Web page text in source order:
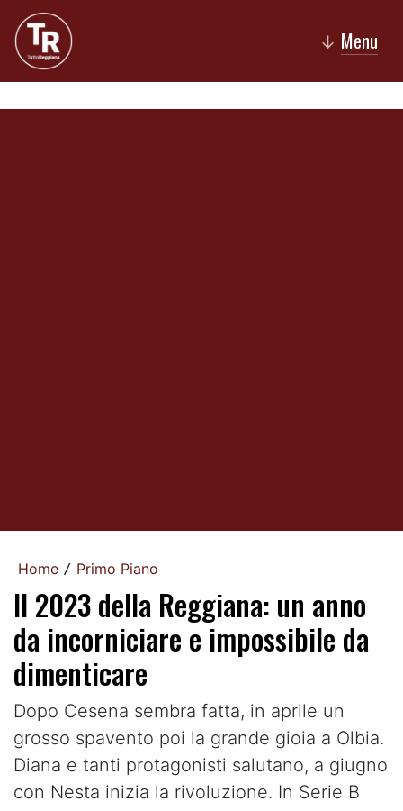
↓ Menu
Home / Primo Piano
Il 2023 della Reggiana: un anno
da incorniciare e impossibile da
dimenticare
Dopo Cesena sembra fatta, in aprile un
grosso spavento poi la grande gioia a Olbia.
Diana e tanti protagonisti salutano, a giugno
con Nesta inizia la rivoluzione. In Serie B